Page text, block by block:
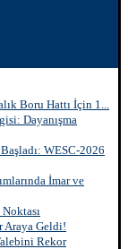
Boru Hattı İçin 1...
Dayanışma
WESC-2026
İmar ve
Araya Geldi!
Rekor